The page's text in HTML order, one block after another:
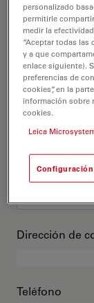
Título
Nombre
Apellido
Dirección de
Teléfono
personalizado
permitirle
medir la
“Aceptar todas las
y a que
enlace siguiente).
preferencias de
cookies”, en la
información sobre
cookies.
Leica